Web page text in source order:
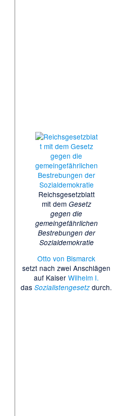
Reichsgesetzblatt
mit dem Gesetz
gegen die
gemeingefährlichen
Bestrebungen der
Sozialdemokratie
Otto von Bismarck
setzt nach zwei Anschlägen
auf KaiserWilhelm I.
dasSozialistengesetz durch.